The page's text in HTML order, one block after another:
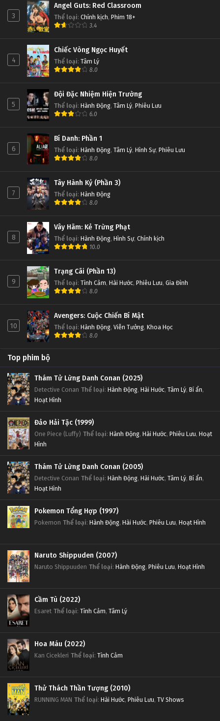
3
Angel Guts: Red Classroom
Thể loại: Chính kịch, Phim 18+
3.4
4
Chiếc Vòng Ngọc Huyết
Thể loại: Tâm Lý
8.0
5
Đội Đặc Nhiệm Hiện Trường
Thể loại: Hành Động, Tâm Lý, Phiêu Lưu
6.0
6
Bí Danh: Phần 1
Thể loại: Hành Động, Tâm Lý, Hình Sự, Phiêu Lưu
8.0
7
Tây Hành Kỷ (Phần 3)
Thể loại: Hành Động
8.0
8
Vây Hãm: Kẻ Trừng Phạt
Thể loại: Hành Động, Hình Sự, Chính kịch
10.0
9
Trạng Cãi (Phần 13)
Thể loại: Tình Cảm, Hài Hước, Phiêu Lưu, Gia Đình
8.0
10
Avengers: Cuộc Chiến Bí Mật
Thể loại: Hành Động, Viễn Tưởng, Khoa Học
8.0
Top phim bộ
Thám Tử Lừng Danh Conan (2025)
Detective Conan Thể loại: Hành Động, Hài Hước, Tâm Lý, Bí ẩn,
Hoạt Hình
Đảo Hải Tặc (1999)
One Piece (Luffy) Thể loại: Hành Động, Hài Hước, Phiêu Lưu, Hoạt
Hình
Thám Tử Lừng Danh Conan (2005)
Detective Conan Thể loại: Hành Động, Hài Hước, Tâm Lý, Bí ẩn,
Hoạt Hình
Pokemon Tổng Hợp (1997)
Pokemon Thể loại: Hành Động, Hài Hước, Phiêu Lưu, Hoạt Hình
Naruto Shippuden (2007)
Naruto Shippuuden Thể loại: Hành Động, Phiêu Lưu, Hoạt Hình
Cầm Tù (2022)
Esaret Thể loại: Tình Cảm, Tâm Lý
Hoa Máu (2022)
Kan Cicekleri Thể loại: Tình Cảm
Thử Thách Thần Tượng (2010)
RUNNING MAN Thể loại: Hài Hước, Phiêu Lưu, TV Shows